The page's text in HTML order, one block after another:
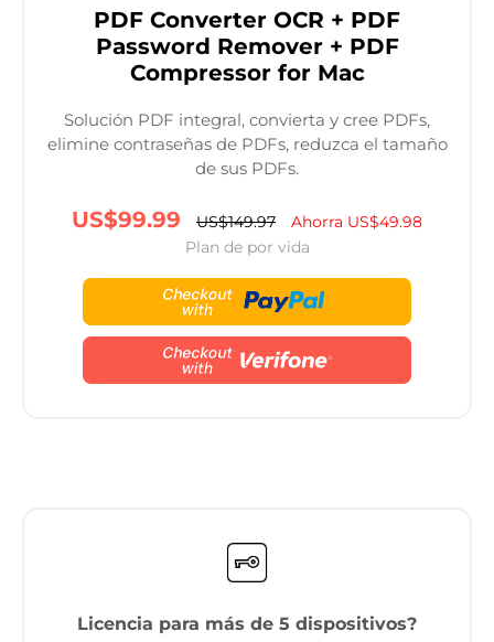
PDF Converter OCR + PDF
Password Remover + PDF
Compressor for Mac
Solución PDF integral, convierta y cree PDFs,
elimine contraseñas de PDFs, reduzca el tamaño
de sus PDFs.
US$99.99 US$149.97
Ahorra US$49.98
Plan de por vida
Licencia para más de 5 dispositivos?